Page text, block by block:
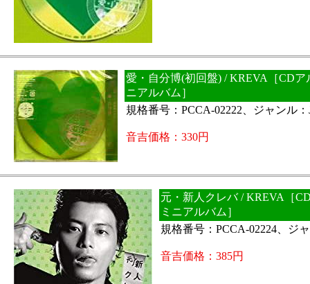
愛・自分博(初回盤) / KREVA［CDア
ニアルバム］
規格番号：PCCA-02222、ジャンル：
音吉価格：330円
元・新人クレバ / KREVA［
ミニアルバム］
規格番号：PCCA-02224、ジ
音吉価格：385円